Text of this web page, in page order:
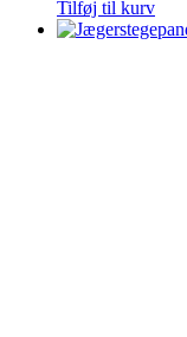
Tilføj til kurv